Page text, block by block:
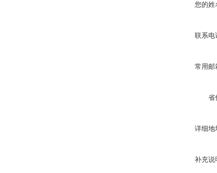
您的姓
联系电
常用邮
省
详细地
补充说